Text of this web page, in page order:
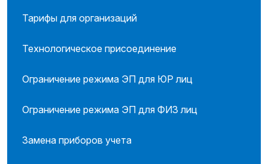
Тарифы для организаций
Технологическое присоединение
Ограничение режима ЭП для ЮР лиц
Ограничение режима ЭП для ФИЗ лиц
Замена приборов учета